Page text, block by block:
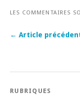
LES COMMENTAIRES
← Article
RUBRIQUES